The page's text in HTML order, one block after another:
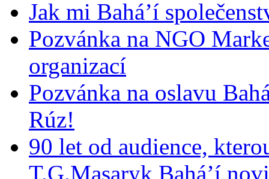
Jak mi Bahá’í
Pozvánka na NGO
organizací
Pozvánka na oslavu
Rúz!
90 let od audience,
T.G.Masaryk Bahá’í